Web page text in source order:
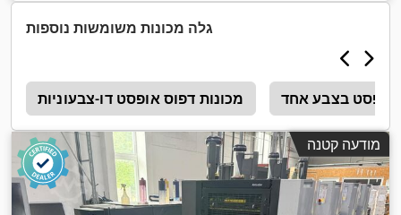
גלה מכונות משומשות נוספות
מכונות דפוס אופסט דו-צבעוניות אופסט בצבע אחד
מודעה קטנה